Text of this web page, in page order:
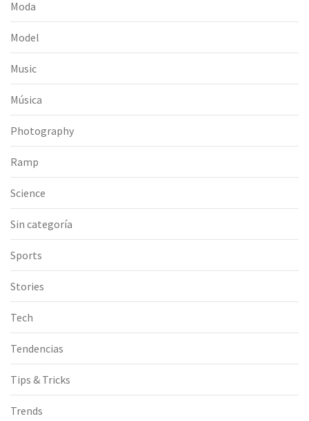
Moda
Model
Music
Música
Photography
Ramp
Science
Sin categoría
Sports
Stories
Tech
Tendencias
Tips & Tricks
Trends